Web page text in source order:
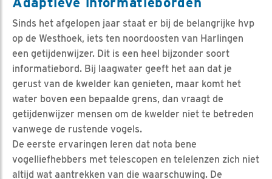
Sinds het afgelopen jaar staat er bij de belangrijke hvp
op de Westhoek, iets ten noordoosten van Harlingen
een getijdenwijzer. Dit is een heel bijzonder soort
informatiebord. Bij laagwater geeft het aan dat je
gerust van de kwelder kan genieten, maar komt het
water boven een bepaalde grens, dan vraagt de
getijdenwijzer mensen om de kwelder niet te betreden
vanwege de rustende vogels.
De eerste ervaringen leren dat nota bene
vogelliefhebbers met telescopen en telelenzen zich niet
altijd wat aantrekken van die waarschuwing. De